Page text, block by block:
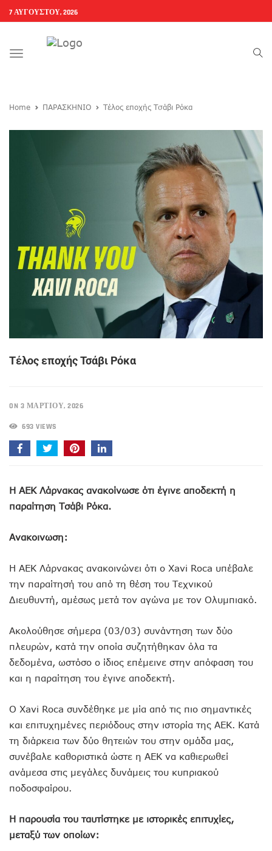
7 ΑΥΓΟΎΣΤΟΥ, 2026
Toggle
Home ΠΑΡΑΣΚΗΝΙΟ Τέλος εποχής Τσάβι Ρόκα
Τέλος εποχής Τσάβι Ρόκα
ON 3 ΜΑΡΤΊΟΥ, 2026
693 VIEWS
Η ΑΕΚ Λάρνακας ανακοίνωσε ότι έγινε αποδεκτή η
παραίτηση Τσάβι Ρόκα.
Ανακοινωση:
Η ΑΕΚ Λάρνακας ανακοινώνει ότι ο Xavi Roca υπέβαλε
την παραίτησή του από τη θέση του Τεχνικού
Διευθυντή, αμέσως μετά τον αγώνα με τον Ολυμπιακό.
Aκολούθησε σήμερα (03/03) συνάντηση των δύο
πλευρών, κατά την οποία συζητήθηκαν όλα τα
δεδομένα, ωστόσο ο ίδιος επέμεινε στην απόφαση του
και η παραίτηση του έγινε αποδεκτή.
Ο Χavi Roca συνδέθηκε με μία από τις πιο σημαντικές
και επιτυχημένες περιόδους στην ιστορία της ΑΕΚ. Κατά
τη διάρκεια των δύο θητειών του στην ομάδα μας,
συνέβαλε καθοριστικά ώστε η ΑΕΚ να καθιερωθεί
ανάμεσα στις μεγάλες δυνάμεις του κυπριακού
ποδοσφαίρου.
Η παρουσία του ταυτίστηκε με ιστορικές επιτυχίες,
μεταξύ των οποίων: